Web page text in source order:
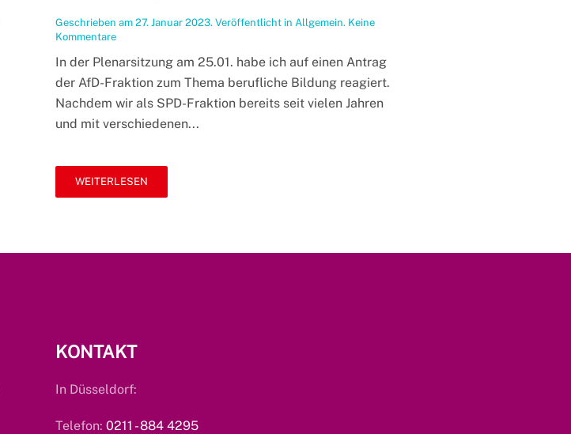
Geschrieben am 27. Januar 2023. Veröffentlicht in Allgemein. Keine
Kommentarezu
zweite
Rede
Landtag
In der Plenarsitzung am 25.01. habe ich auf einen Antrag
der AfD-Fraktion zum Thema berufliche Bildung reagiert.
Nachdem wir als SPD-Fraktion bereits seit vielen Jahren
und mit verschiedenen...
WEITERLESEN
KONTAKT
In Düsseldorf:
Telefon: 0211 - 884 4295